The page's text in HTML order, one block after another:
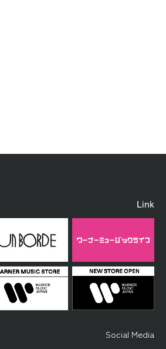
Link
Social Media